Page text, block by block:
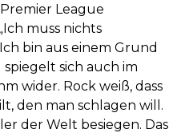
League
muss nichts
bin aus einem Grund
sich auch im
wider. Rock weiß, dass
den man schlagen will.
der Welt besiegen. Das